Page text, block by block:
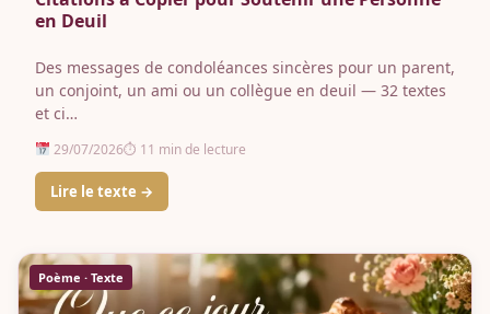
en Deuil
Des messages de condoléances sincères pour un parent,
un conjoint, un ami ou un collègue en deuil — 32 textes
et ci…
29/07/2026⏱ 11 min de lecture
Lire le texte →
Poème · Texte